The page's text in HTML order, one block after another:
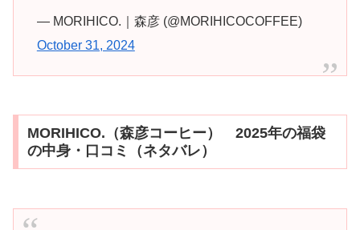
— MORIHICO.｜森彦 (@MORIHICOCOFFEE)
October 31, 2024
MORIHICO.（森彦コーヒー） 2025年の福袋
の中身・口コミ（ネタバレ）